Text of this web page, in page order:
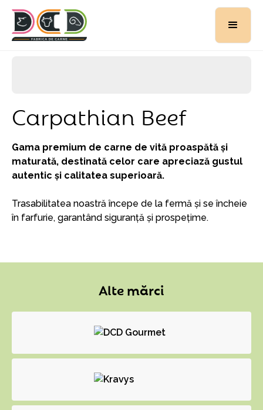
Carpathian Beef
Gama premium de carne de vită proaspătă și
maturată, destinată celor care apreciază gustul
autentic și calitatea superioară.
Trasabilitatea noastră începe de la fermă și se încheie
în farfurie, garantând siguranță și prospețime.
Alte mărci